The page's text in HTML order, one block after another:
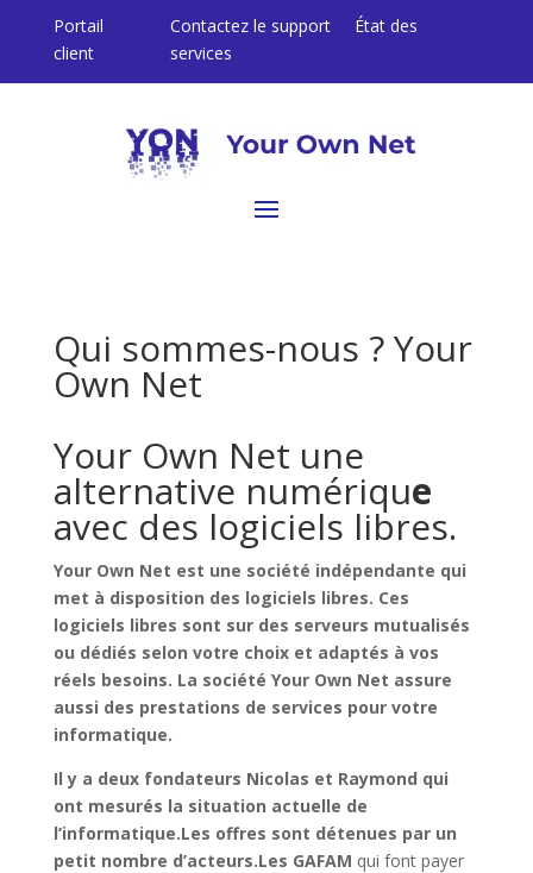
Portail
client
Contactez le support
État des
services
Qui sommes-nous ? Your
Own Net
Your Own Net une
alternative numérique
avec des logiciels libres.
Your Own Net est une société indépendante qui
met à disposition des logiciels libres. Ces
logiciels libres sont sur des serveurs mutualisés
ou dédiés selon votre choix et adaptés à vos
réels besoins. La société Your Own Net assure
aussi des prestations de services pour votre
informatique.
Il y a deux fondateurs Nicolas et Raymond qui
ont mesurés la situation actuelle de
l’informatique.Les offres sont détenues par un
petit nombre d’acteurs.Les GAFAM qui font payer